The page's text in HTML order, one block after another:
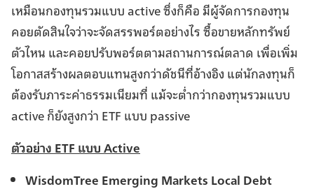
เหมือนกองทุนรวมแบบ active ซึ่งก็คือ มีผู้จัดการกองทุน
คอยตัดสินใจว่าจะจัดสรรพอร์ตอย่างไร ซื้อขายหลักทรัพย์
ตัวไหน และคอยปรับพอร์ตตามสถานการณ์ตลาด เพื่อเพิ่ม
โอกาสสร้างผลตอบแทนสูงกว่าดัชนีที่อ้างอิง แต่นักลงทุนก็
ต้องรับภาระค่าธรรมเนียมที่ แม้จะต่ำกว่ากองทุนรวมแบบ
active ก็ยังสูงกว่า ETF แบบ passive
ตัวอย่าง ETF แบบ Active
WisdomTree Emerging Markets Local Debt